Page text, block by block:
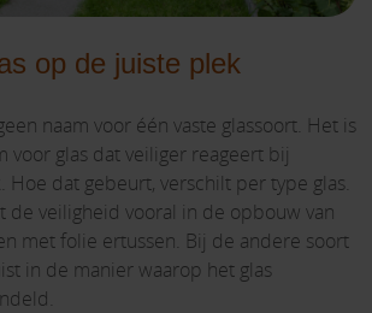
op de juiste plek
naam voor één vaste glassoort. Het is
voor glas dat veiliger reageert bij
Hoe dat gebeurt, verschilt per type glas.
de veiligheid vooral in de opbouw van
met folie ertussen. Bij de andere soort
in de manier waarop het glas